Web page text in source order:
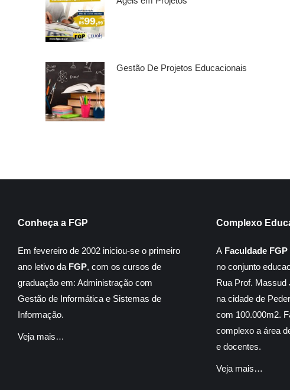
Gestão De Projetos Educacionais
Conheça a FGP
Em fevereiro de 2002 iniciou-se o primeiro
ano letivo da FGP, com os cursos de
graduação em: Administração com
Gestão de Informática e Sistemas de
Informação.
Veja mais…
Complexo
A Faculdade FGP
no conjunto
Rua Prof. Massud
na cidade de
com 100.000m2.
complexo a área
e docentes.
Veja mais…